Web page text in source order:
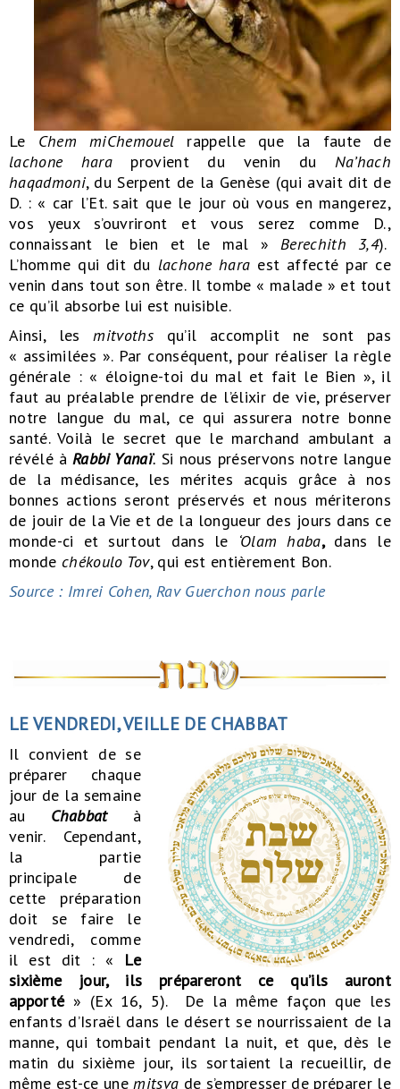
Le Chem miChemouel rappelle que la faute de
lachone haraprovient du venin du Na’hach
haqadmoni, du Serpent de la Genèse (qui avait dit de
D. : « car l’Et. sait que le jour où vous en mangerez,
vos yeux s’ouvriront et vous serez comme D.,
connaissant le bien et le mal »Berechith 3,4).
L’homme qui dit du lachone hara est affecté par ce
venin dans tout son être. Il tombe « malade » et tout
ce qu’il absorbe lui est nuisible.
Ainsi, lesmitvothsqu’il accomplit ne sont pas
« assimilées ». Par conséquent, pour réaliser la règle
générale : « éloigne-toi du mal et fait le Bien », il
faut au préalable prendre de l’élixir de vie, préserver
notre langue du mal, ce qui assurera notre bonne
santé. Voilà le secret que le marchand ambulant a
révélé à Rabbi Yanaï. Si nous préservons notre langue
de la médisance, les mérites acquis grâce à nos
bonnes actions seront préservés et nous mériterons
de jouir de la Vie et de la longueur des jours dans ce
monde-ci et surtout dans le
‘Olam haba, dans le
monde chékoulo Tov, qui est entièrement Bon.
Source : Imrei Cohen, Rav Guerchon nous parle
LE VENDREDI, VEILLE DE CHABBAT
Il convient de se
préparer chaque
jour de la semaine
au Chabbat à
venir. Cependant,
la partie
principale de
cette préparation
doit se faire le
vendredi, comme
il est dit : « Le
sixième jour, ils prépareront ce qu’ils auront
apporté» (Ex 16, 5). De la même façon que les
enfants d’Israël dans le désert se nourrissaient de la
manne, qui tombait pendant la nuit, et que, dès le
matin du sixième jour, ils sortaient la recueillir, de
même est-ce unemitsva de s’empresser de préparer le